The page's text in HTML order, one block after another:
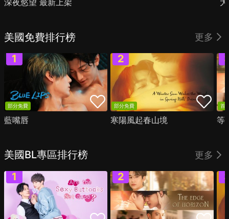
深夜慾望 最新上架
美國免費排行榜 更多
部分免費
藍嘴唇
部分免費
寒陽風起春山境
首
等
美國BL專區排行榜 更多